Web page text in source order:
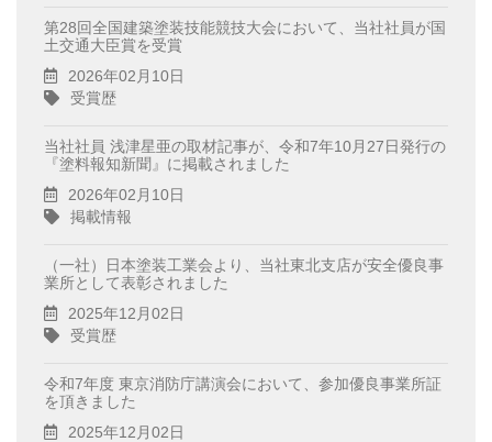
第28回全国建築塗装技能競技大会において、当社社員が国
土交通大臣賞を受賞
2026年02月10日
受賞歴
当社社員 浅津星亜の取材記事が、令和7年10月27日発行の
『塗料報知新聞』に掲載されました
2026年02月10日
掲載情報
（一社）日本塗装工業会より、当社東北支店が安全優良事
業所として表彰されました
2025年12月02日
受賞歴
令和7年度 東京消防庁講演会において、参加優良事業所証
を頂きました
2025年12月02日